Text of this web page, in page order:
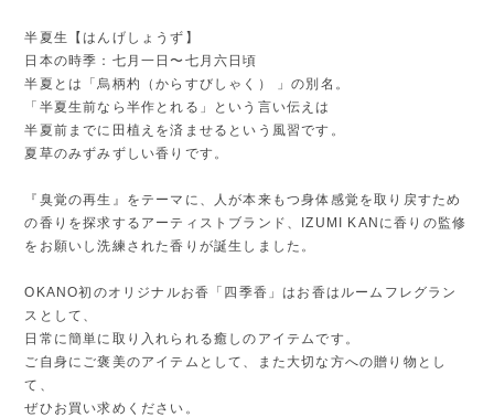
半夏生【はんげしょうず】
日本の時季：七月一日〜七月六日頃
半夏とは「烏柄杓（からすびしゃく） 」の別名。
「半夏生前なら半作とれる」という言い伝えは
半夏前までに田植えを済ませるという風習です。
夏草のみずみずしい香りです。
『臭覚の再生』をテーマに、人が本来もつ身体感覚を取り戻すため
の香りを探求するアーティストブランド、IZUMI KANに香りの監修
をお願いし洗練された香りが誕生しました。
OKANO初のオリジナルお香「四季香」はお香はルームフレグラン
スとして、
日常に簡単に取り入れられる癒しのアイテムです。
ご自身にご褒美のアイテムとして、また大切な方への贈り物とし
て、
ぜひお買い求めください。